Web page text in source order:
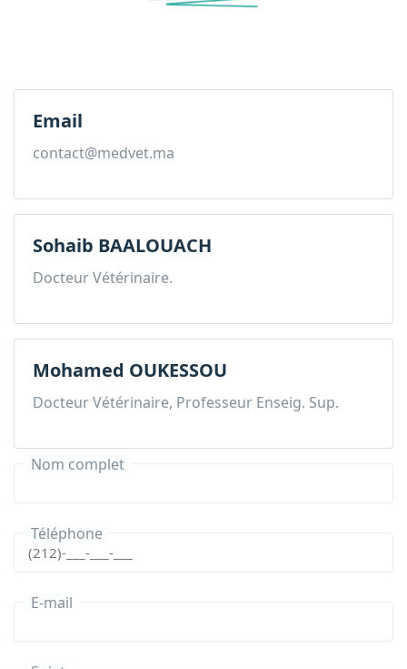
Email
contact@medvet.ma
Sohaib BAALOUACH
Docteur Vétérinaire.
Mohamed OUKESSOU
Docteur Vétérinaire, Professeur Enseig. Sup.
Nom complet
Téléphone
E-mail